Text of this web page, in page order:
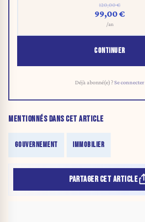
120,00 €
99,00 €
/an
CONTINUER
Déjà abonné(e) ?Se connecter
MENTIONNÉS DANS CET ARTICLE
GOUVERNEMENT IMMOBILIER
PARTAGER CET ARTICLE